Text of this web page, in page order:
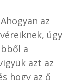
Ahogyan az
úgy
a
azt az
hogy az ő